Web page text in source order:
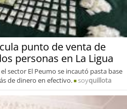
punto de venta de
personas en La Ligua
sector El Peumo se incautó pasta base
de dinero en efectivo.
soyquillota